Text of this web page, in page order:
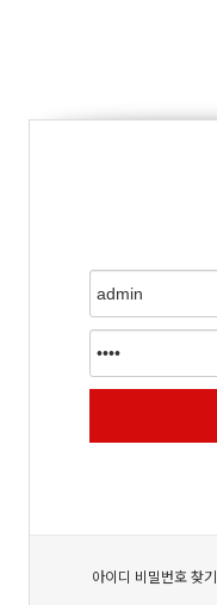
아이디 비밀번호 찾기